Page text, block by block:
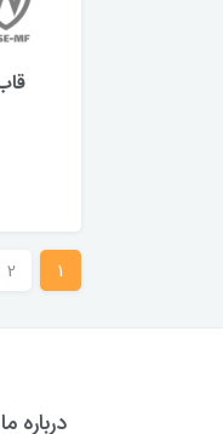
1
2
درباره ما